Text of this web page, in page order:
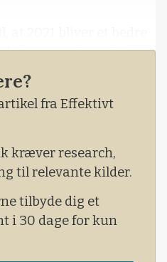
rapsproducenter.
fra Effektivt
kræver research,
til relevante kilder.
tilbyde dig et
i 30 dage for kun